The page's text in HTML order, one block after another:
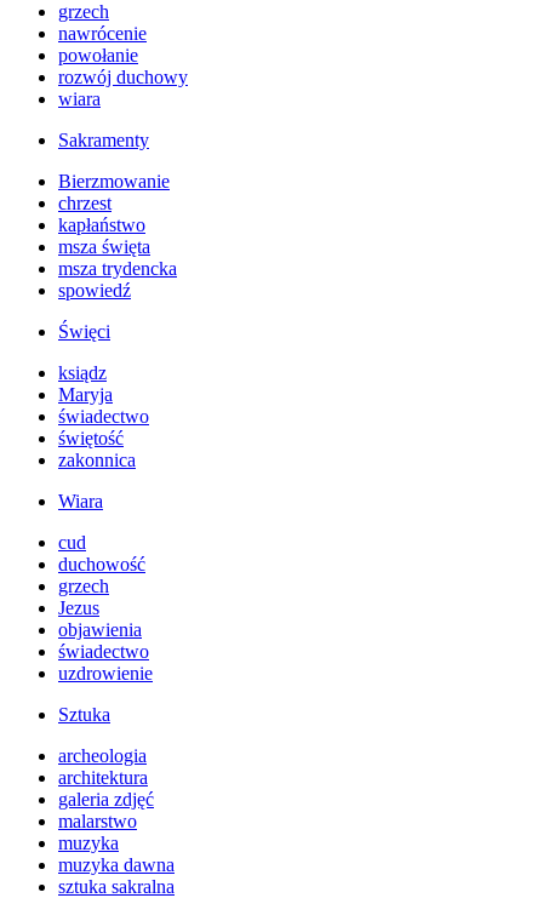
grzech
nawrócenie
powołanie
rozwój duchowy
wiara
Sakramenty
Bierzmowanie
chrzest
kapłaństwo
msza święta
msza trydencka
spowiedź
Święci
ksiądz
Maryja
świadectwo
świętość
zakonnica
Wiara
cud
duchowość
grzech
Jezus
objawienia
świadectwo
uzdrowienie
Sztuka
archeologia
architektura
galeria zdjęć
malarstwo
muzyka
muzyka dawna
sztuka sakralna